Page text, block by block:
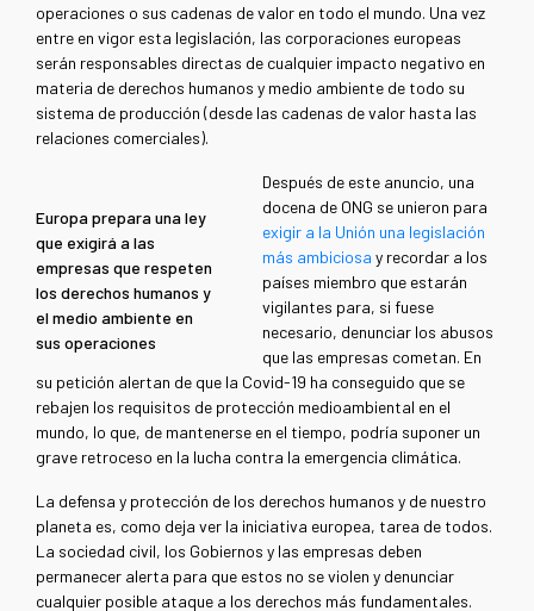
operaciones o sus cadenas de valor en todo el mundo. Una vez
entre en vigor esta legislación, las corporaciones europeas
serán responsables directas de cualquier impacto negativo en
materia de derechos humanos y medio ambiente de todo su
sistema de producción (desde las cadenas de valor hasta las
relaciones comerciales).
Europa prepara una ley
que exigirá a las
empresas que respeten
los derechos humanos y
el medio ambiente en
sus operaciones
Después de este anuncio, una
docena de ONG se unieron para
exigir a la Unión una legislación
más ambiciosa y recordar a los
países miembro que estarán
vigilantes para, si fuese
necesario, denunciar los abusos
que las empresas cometan. En
su petición alertan de que la Covid-19 ha conseguido que se
rebajen los requisitos de protección medioambiental en el
mundo, lo que, de mantenerse en el tiempo, podría suponer un
grave retroceso en la lucha contra la emergencia climática.
La defensa y protección de los derechos humanos y de nuestro
planeta es, como deja ver la iniciativa europea, tarea de todos.
La sociedad civil, los Gobiernos y las empresas deben
permanecer alerta para que estos no se violen y denunciar
cualquier posible ataque a los derechos más fundamentales.